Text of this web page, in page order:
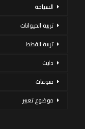
السياحة
تربية الحيوانات
تربية القطط
دايت
منوعات
موضوع تعبير